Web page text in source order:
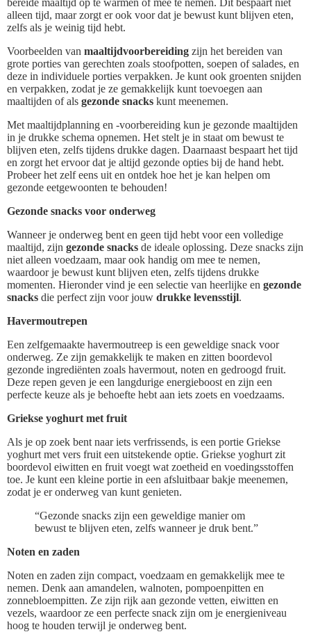
bereide maaltijd op te warmen of mee te nemen. Dit bespaart niet
alleen tijd, maar zorgt er ook voor dat je bewust kunt blijven eten,
zelfs als je weinig tijd hebt.
Voorbeelden van maaltijdvoorbereiding zijn het bereiden van
grote porties van gerechten zoals stoofpotten, soepen of salades, en
deze in individuele porties verpakken. Je kunt ook groenten snijden
en verpakken, zodat je ze gemakkelijk kunt toevoegen aan
maaltijden of als gezonde snacks kunt meenemen.
Met maaltijdplanning en -voorbereiding kun je gezonde maaltijden
in je drukke schema opnemen. Het stelt je in staat om bewust te
blijven eten, zelfs tijdens drukke dagen. Daarnaast bespaart het tijd
en zorgt het ervoor dat je altijd gezonde opties bij de hand hebt.
Probeer het zelf eens uit en ontdek hoe het je kan helpen om
gezonde eetgewoonten te behouden!
Gezonde snacks voor onderweg
Wanneer je onderweg bent en geen tijd hebt voor een volledige
maaltijd, zijn gezonde snacks de ideale oplossing. Deze snacks zijn
niet alleen voedzaam, maar ook handig om mee te nemen,
waardoor je bewust kunt blijven eten, zelfs tijdens drukke
momenten. Hieronder vind je een selectie van heerlijke en gezonde
snacks die perfect zijn voor jouw drukke levensstijl.
Havermoutrepen
Een zelfgemaakte havermoutreep is een geweldige snack voor
onderweg. Ze zijn gemakkelijk te maken en zitten boordevol
gezonde ingrediënten zoals havermout, noten en gedroogd fruit.
Deze repen geven je een langdurige energieboost en zijn een
perfecte keuze als je behoefte hebt aan iets zoets en voedzaams.
Griekse yoghurt met fruit
Als je op zoek bent naar iets verfrissends, is een portie Griekse
yoghurt met vers fruit een uitstekende optie. Griekse yoghurt zit
boordevol eiwitten en fruit voegt wat zoetheid en voedingsstoffen
toe. Je kunt een kleine portie in een afsluitbaar bakje meenemen,
zodat je er onderweg van kunt genieten.
“Gezonde snacks zijn een geweldige manier om
bewust te blijven eten, zelfs wanneer je druk bent.”
Noten en zaden
Noten en zaden zijn compact, voedzaam en gemakkelijk mee te
nemen. Denk aan amandelen, walnoten, pompoenpitten en
zonnebloempitten. Ze zijn rijk aan gezonde vetten, eiwitten en
vezels, waardoor ze een perfecte snack zijn om je energieniveau
hoog te houden terwijl je onderweg bent.